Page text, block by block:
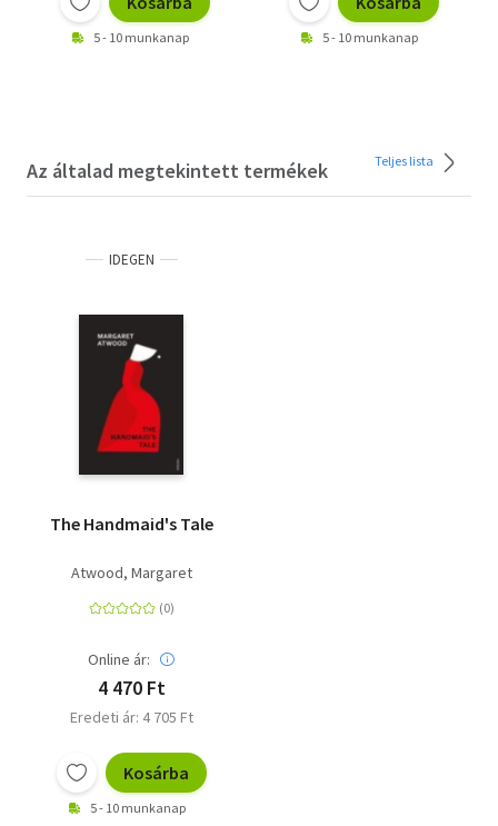
5 - 10 munkanap 5 - 10 munkanap
Az általad megtekintett termékek Teljes lista
IDEGEN
The Handmaid's Tale
Atwood, Margaret
Online ár:
4 470 Ft
Eredeti ár: 4 705 Ft
Kosárba
5 - 10 munkanap